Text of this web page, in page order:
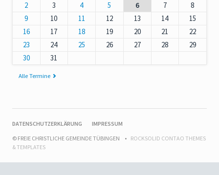
2
3 4 5 6 7
8
9
10 11 12 13 14
15
16
17 18 19 20 21
22
23
24 25 26 27 28
29
30
31
Alle Termine
NAVIGATION
DATENSCHUTZERKLÄRUNG
IMPRESSUM
© FREIE CHRISTLICHE GEMEINDE TÜBINGEN
ROCKSOLID CONTAO THEMES
& TEMPLATES